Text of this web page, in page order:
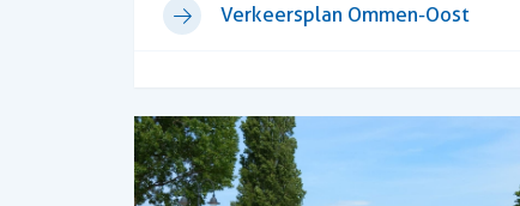
Verkeersplan Ommen-Oost